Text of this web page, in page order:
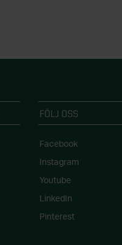
FÖLJ OSS
Facebook
Instagram
Youtube
LinkedIn
Pinterest